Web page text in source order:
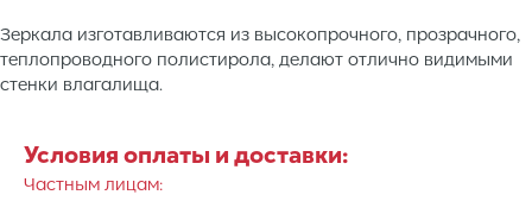
Зеркала изготавливаются из высокопрочного, прозрачного,
теплопроводного полистирола, делают отлично видимыми
стенки влагалища.
Условия оплаты и доставки:
Частным лицам: